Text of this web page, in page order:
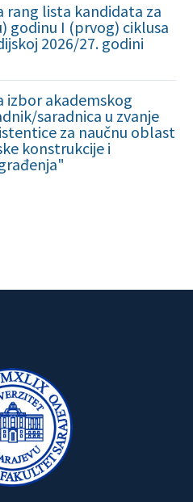
rang lista kandidata za
godinu I (prvog) ciklusa
2026/27. godini
izbor akademskog
saradnica u zvanje
za naučnu oblast
konstrukcije i